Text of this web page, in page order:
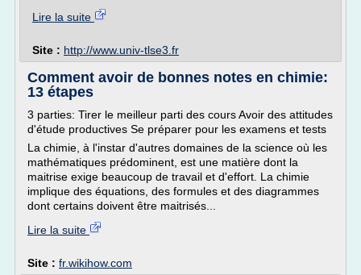
Lire la suite
Site : http://www.univ-tlse3.fr
Comment avoir de bonnes notes en chimie:
13 étapes
3 parties: Tirer le meilleur parti des cours Avoir des attitudes
d'étude productives Se préparer pour les examens et tests
La chimie, à l'instar d'autres domaines de la science où les
mathématiques prédominent, est une matière dont la
maitrise exige beaucoup de travail et d'effort. La chimie
implique des équations, des formules et des diagrammes
dont certains doivent être maitrisés...
Lire la suite
Site : fr.wikihow.com